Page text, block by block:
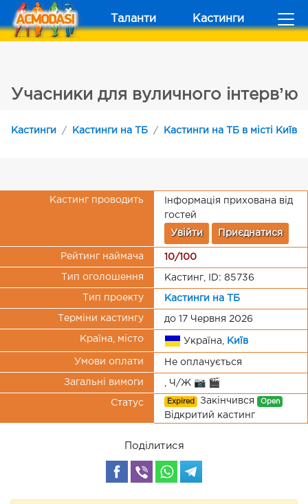
Таланти Кастинги
Учасники для вуличного інтервʼю
Кастинги Кастинги на ТБ Кастинги на ТБ в місті Київ
Кастинг проводить
Інформація прихована від
гостей
Увійти Приєднатися
Рейтинг наймача 10/100
Тип оголошення Кастинг, ID: 85736
Тип проекту Кастинги на ТБ
Терміни кастингу до 17 Червня 2026
Країна, місто Україна, Київ
Умови оплати Не оплачується
Загальні вимоги , Ч/Ж 📷 🎬
Статус Expired Закінчився Open
Відкритий кастинг
Поділитися